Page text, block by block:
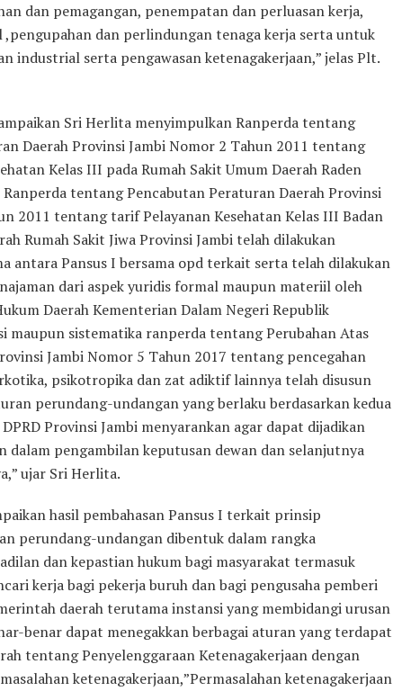
dan pemagangan, penempatan dan perluasan kerja,
dan perlindungan tenaga kerja serta untuk
industrial serta pengawasan ketenagakerjaan,” jelas Plt.
Sri Herlita menyimpulkan Ranperda tentang
Daerah Provinsi Jambi Nomor 2 Tahun 2011 tentang
Kelas III pada Rumah Sakit Umum Daerah Raden
tentang Pencabutan Peraturan Daerah Provinsi
2011 tentang tarif Pelayanan Kesehatan Kelas III Badan
Rumah Sakit Jiwa Provinsi Jambi telah dilakukan
antara Pansus I bersama opd terkait serta telah dilakukan
dari aspek yuridis formal maupun materiil oleh
Daerah Kementerian Dalam Negeri Republik
maupun sistematika ranperda tentang Perubahan Atas
Jambi Nomor 5 Tahun 2017 tentang pencegahan
psikotropika dan zat adiktif lainnya telah disusun
perundang-undangan yang berlaku berdasarkan kedua
Provinsi Jambi menyarankan agar dapat dijadikan
dalam pengambilan keputusan dewan dan selanjutnya
ujar Sri Herlita.
hasil pembahasan Pansus I terkait prinsip
perundang-undangan dibentuk dalam rangka
dan kepastian hukum bagi masyarakat termasuk
kerja bagi pekerja buruh dan bagi pengusaha pemberi
daerah terutama instansi yang membidangi urusan
benar dapat menegakkan berbagai aturan yang terdapat
tentang Penyelenggaraan Ketenagakerjaan dengan
ketenagakerjaan,”Permasalahan ketenagakerjaan